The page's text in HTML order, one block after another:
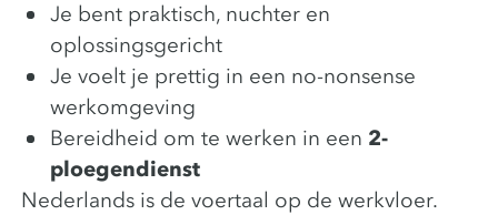
Je bent praktisch, nuchter en
oplossingsgericht
Je voelt je prettig in een no-nonsense
werkomgeving
Bereidheid om te werken in een 2-
ploegendienst
Nederlands is de voertaal op de werkvloer.